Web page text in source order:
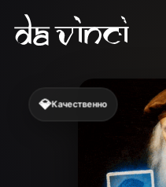
💎Качественно